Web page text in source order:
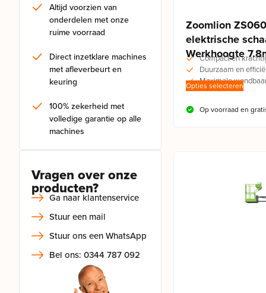
Altijd voorzien van
onderdelen met onze
ruime voorraad
Direct inzetklare machines
met afleverbeurt en
keuring
100% zekerheid met
volledige garantie op alle
machines
Vragen over onze
producten?
Ga naar klantenservice
Stuur een mail
Stuur ons een WhatsApp
Bel ons: 0344 787 092
Zoomlion
elektrische
Werkhoogte
Compact en
Duurzaam en
Maximale
Opties selecteren
Op voorraad en